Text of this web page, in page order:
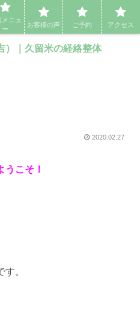
絡整体・アロママッサージ・エステ
）｜久留米の経絡整体
2020.02.27
うこそ！
。
ニュ
ー
お客様の声 ご予約 アクセス